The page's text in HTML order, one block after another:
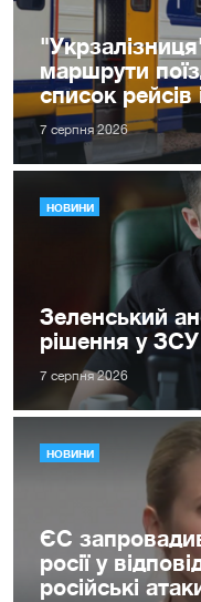
маршрути
список рейсів
7 серпня 2026
НОВИНИ
Зеленський
рішення у ЗСУ
7 серпня 2026
НОВИНИ
ЄС
росії у
російські